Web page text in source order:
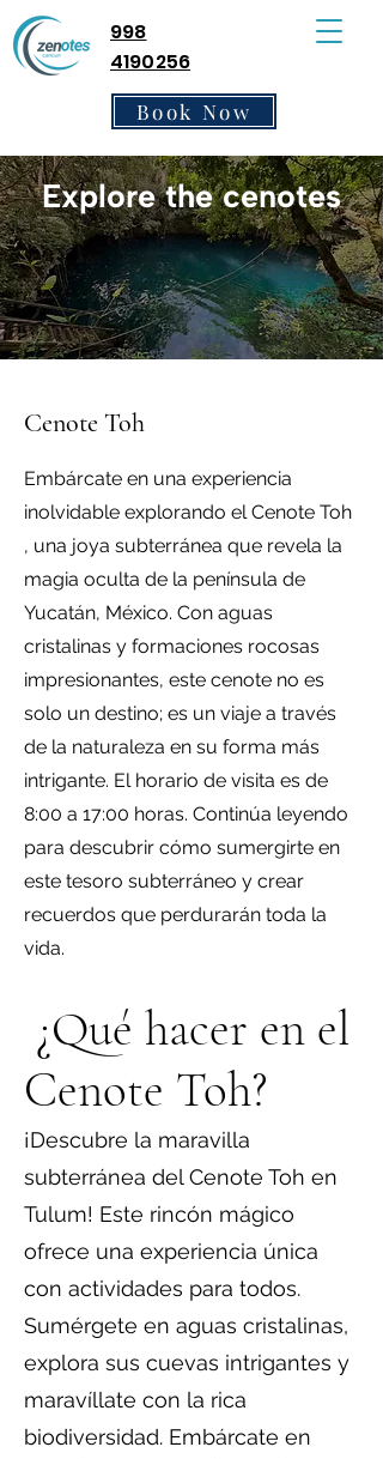
998
4190256
Book Now
Explore the cenotes
Cenote Toh
Embárcate en una experiencia
inolvidable explorando el Cenote Toh
, una joya subterránea que revela la
magia oculta de la península de
Yucatán, México. Con aguas
cristalinas y formaciones rocosas
impresionantes, este cenote no es
solo un destino; es un viaje a través
de la naturaleza en su forma más
intrigante. El horario de visita es de
8:00 a 17:00 horas. Continúa leyendo
para descubrir cómo sumergirte en
este tesoro subterráneo y crear
recuerdos que perdurarán toda la
vida.
¿Qué hacer en el
Cenote Toh?
¡Descubre la maravilla
subterránea del Cenote Toh en
Tulum! Este rincón mágico
ofrece una experiencia única
con actividades para todos.
Sumérgete en aguas cristalinas,
explora sus cuevas intrigantes y
maravíllate con la rica
biodiversidad. Embárcate en